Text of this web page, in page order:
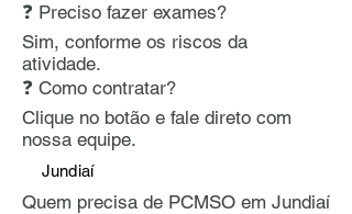
❓ Preciso fazer exames?
Sim, conforme os riscos da
atividade.
❓ Como contratar?
Clique no botão e fale direto com
nossa equipe.
Jundiaí
Quem precisa de PCMSO em Jundiaí